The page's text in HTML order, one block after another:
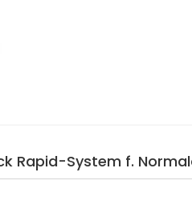
Rapid-System f.